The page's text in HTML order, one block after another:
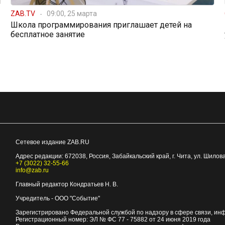
ZAB.TV 09:00, 25 марта
Школа программирования приглашает детей на
бесплатное занятие
Сетевое издание ZAB.RU
Адрес редакции: 672038, Россия, Забайкальский край, г. Чита, ул.
+7 (3022) 32-55-66
info@zab.ru
Главный редактор Кондратьев Н. В.
Учредитель - ООО "Событие"
Зарегистрировано Федеральной службой по надзору в сфере связи,
Регистрационный номер: ЭЛ № ФС 77 - 75882 от 24 июня 2019 года